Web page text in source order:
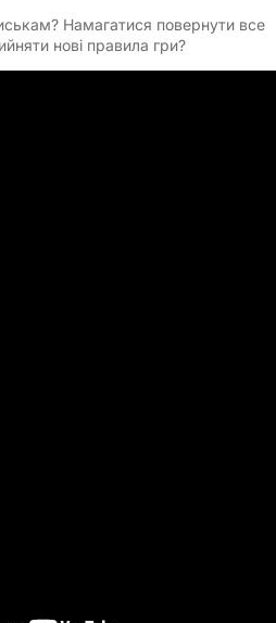
Намагатися повернути все
нові правила гри?